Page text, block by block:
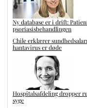
Ny database er i drift:
psoriasisbehandlingen
Chile erklærer
hantavirus er døde
Hospitalsafdeling dropper
syge